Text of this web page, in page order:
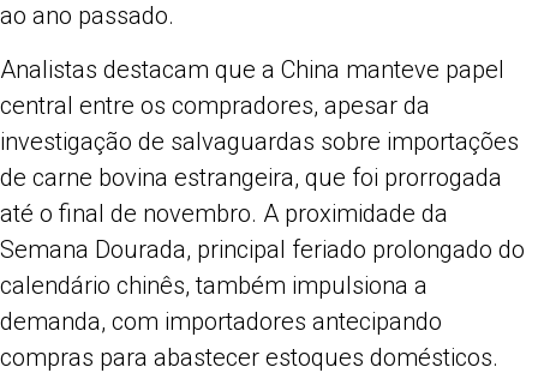
ao ano passado.
Analistas destacam que a China manteve papel
central entre os compradores, apesar da
investigação de salvaguardas sobre importações
de carne bovina estrangeira, que foi prorrogada
até o final de novembro. A proximidade da
Semana Dourada, principal feriado prolongado do
calendário chinês, também impulsiona a
demanda, com importadores antecipando
compras para abastecer estoques domésticos.